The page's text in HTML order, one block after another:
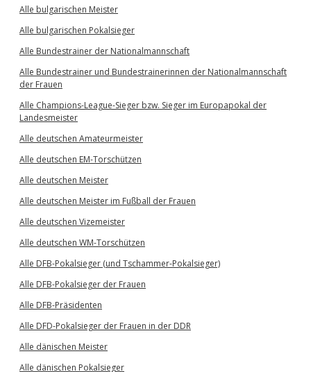
Alle bulgarischen Meister
Alle bulgarischen Pokalsieger
Alle Bundestrainer der Nationalmannschaft
Alle Bundestrainer und Bundestrainerinnen der Nationalmannschaft
der Frauen
Alle Champions-League-Sieger bzw. Sieger im Europapokal der
Landesmeister
Alle deutschen Amateurmeister
Alle deutschen EM-Torschützen
Alle deutschen Meister
Alle deutschen Meister im Fußball der Frauen
Alle deutschen Vizemeister
Alle deutschen WM-Torschützen
Alle DFB-Pokalsieger (und Tschammer-Pokalsieger)
Alle DFB-Pokalsieger der Frauen
Alle DFB-Präsidenten
Alle DFD-Pokalsieger der Frauen in der DDR
Alle dänischen Meister
Alle dänischen Pokalsieger